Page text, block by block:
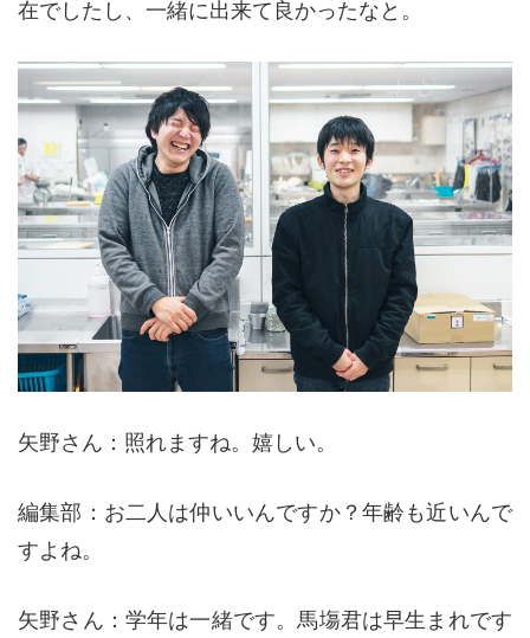
在でしたし、一緒に出来て良かったなと。
矢野さん：照れますね。嬉しい。
編集部：お二人は仲いいんですか？年齢も近いんで
すよね。
矢野さん：学年は一緒です。馬塲君は早生まれです